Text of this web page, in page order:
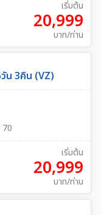
เริ่มต้น
20,999
บาท/ท่าน
วัน 3คืน (VZ)
70
เริ่มต้น
20,999
บาท/ท่าน